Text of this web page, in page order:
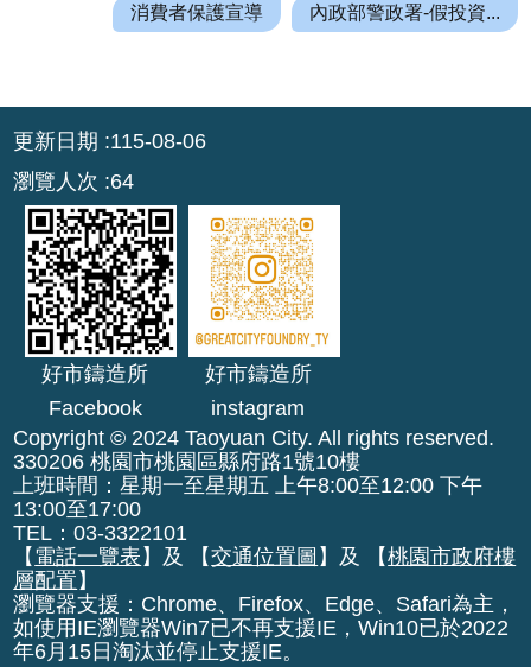
資
訊
開
廉
政
服
務
專
都
市
計
畫
回
首
頁
消費者保護宣導 內政部警政署-假投資...
更新日期
115-08-06
瀏覽人次
64
好市鑄造所
Facebook
好市鑄造所
instagram
Copyright © 2024 Taoyuan City. All rights reserved.
330206 桃園市桃園區縣府路1號10樓
上班時間：星期一至星期五 上午8:00至12:00 下午
13:00至17:00
TEL：03-3322101
【 電話一覽表 】及 【交通位置圖 】及 【桃園市政府樓
層配置 】
瀏覽器支援：Chrome、Firefox、Edge、Safari為主，
如使用IE瀏覽器Win7已不再支援IE，Win10已於2022
年6月15日淘汰並停止支援IE。